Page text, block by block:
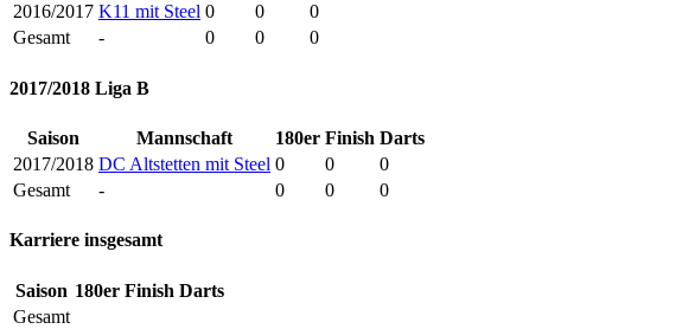
2016/2017 K11 mit Steel 0 0
0
Gesamt
- 0 0 0
2017/2018 Liga B
Saison Mannschaft 180er Finish Darts
2017/2018 DC Altstetten mit Steel 0 0
0
Gesamt
- 0 0 0
Karriere insgesamt
Saison 180er Finish Darts
Gesamt